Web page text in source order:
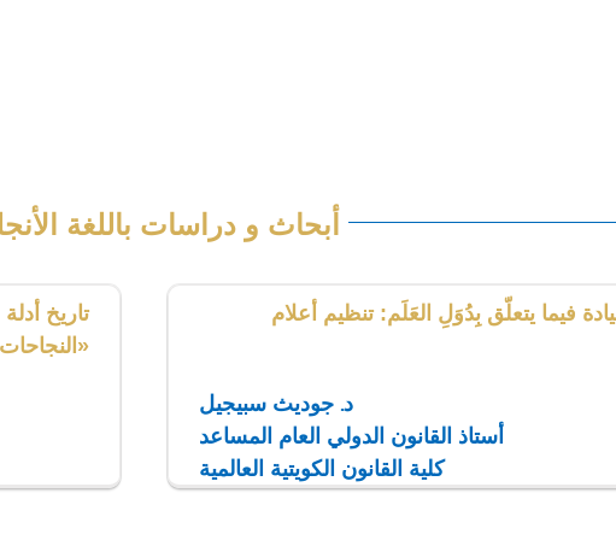
أبحاث و دراسات باللغة
فيما يتعلّق بِدُوَلِ العَلَم: تنظيم أعلام
د. جوديث سبيجيل
أستاذ القانون الدولي العام المساعد
كلية القانون الكويتية العالمية
تاريخ